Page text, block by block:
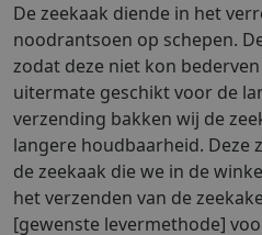
De zeekaak diende in het
noodrantsoen op schepen.
zodat deze niet kon
uitermate geschikt voor de
verzending bakken wij de
langere houdbaarheid. Deze
de zeekaak die we in de
het verzenden van de
[gewenste levermethode]